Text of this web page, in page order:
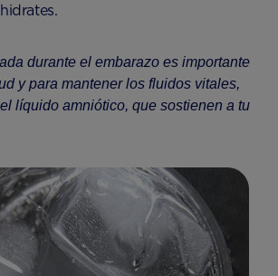
durante el embarazo es importante
y para mantener los fluidos vitales,
líquido amniótico, que sostienen a tu